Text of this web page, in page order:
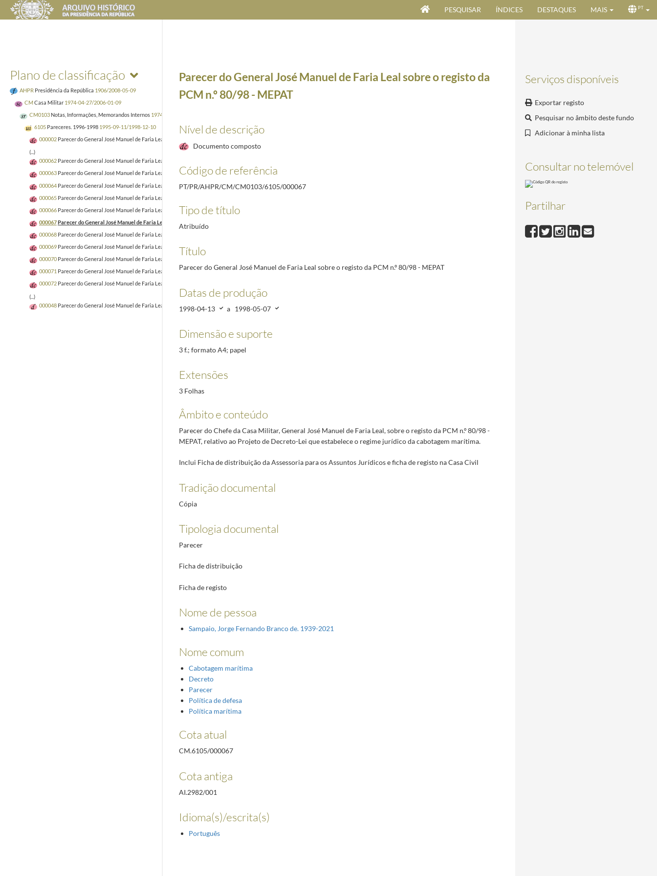
PESQUISAR ÍNDICES DESTAQUES MAIS PT
Plano de classificação
AHPR Presidência da República 1906/2008-05-09
CMCasa Militar 1974-04-27/2006-01-09
CM0103 Notas, Informações, Memorandos Internos 1974-05/2005-09-26
6105 Pareceres. 1996-1998 1995-09-11/1998-12-10
000002 Parecer do General José Manuel de Faria Leal sobre o registo da PCM n.º 160/96 - MEPAT
(...)
000062 Parecer do General José Manuel de Faria Leal sobre o registo da PCM n.º 66/98 - MEPAT
000063 Parecer do General José Manuel de Faria Leal sobre o registo da PCM n.º 91/98 - MJ 1998-04-20/1998-05-06
000064 Parecer do General José Manuel de Faria Leal sobre o registo da PCM n.º 44/98 - MEPAT 1998-04-13/1998-05-07
000065 Parecer do General José Manuel de Faria Leal sobre o registo da PCM n.º 79/98 - MEPAT
000066 Parecer do General José Manuel de Faria Leal sobre o registo da PCM n.º 50/98 - MEPAT
000067Parecer do General José Manuel de Faria Leal sobre o registo da PCM n.º 80/98 - MEPAT
000068 Parecer do General José Manuel de Faria Leal sobre o registo da PCM n.º 92/98 - MJ
000069 Parecer do General José Manuel de Faria Leal sobre o registo da PCM n.º 161/98 - MDN
000070 Parecer do General José Manuel de Faria Leal sobre o registo da PCM n.º 41/98 - MEPAT
000071 Parecer do General José Manuel de Faria Leal sobre o registo da PCM n.º 27/98 - MNE 1998-04-13/1998-05-11
000072 Parecer do General José Manuel de Faria Leal sobre o registo da PCM n.º 28/98 - MNE
(...)
000048 Parecer do General José Manuel de Faria Leal sobre o ofício n.º 1829 de 31 Dez 97 do Gab/Sec.Est.PCM
Serviços disponíveis
Exportar registo
Pesquisar no âmbito deste fundo
Adicionar à minha lista
Consultar no telemóvel
Partilhar
Parecer do General José Manuel de Faria Leal sobre o registo da
PCM n.º 80/98 - MEPAT
Nível de descrição
Documento composto
Código de referência
PT/PR/AHPR/CM/CM0103/6105/000067
Tipo de título
Atribuído
Título
Parecer do General José Manuel de Faria Leal sobre o registo da PCM n.º 80/98 - MEPAT
Datas de produção
1998-04-13 a 1998-05-07
Dimensão e suporte
3 f.; formato A4; papel
Extensões
3 Folhas
Âmbito e conteúdo
Parecer do Chefe da Casa Militar, General José Manuel de Faria Leal, sobre o registo da PCM n.º 80/98 -
MEPAT, relativo ao Projeto de Decreto-Lei que estabelece o regime jurídico da cabotagem marítima.
Inclui Ficha de distribuição da Assessoria para os Assuntos Jurídicos e ficha de registo na Casa Civil
Tradição documental
Cópia
Tipologia documental
Parecer
Ficha de distribuição
Ficha de registo
Nome de pessoa
Sampaio, Jorge Fernando Branco de. 1939-2021
Nome comum
Cabotagem marítima
Decreto
Parecer
Política de defesa
Política marítima
Cota atual
CM.6105/000067
Cota antiga
AI.2982/001
Idioma(s)/escrita(s)
Português